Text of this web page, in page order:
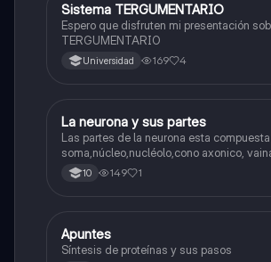
Biologia
Sistema TERGUMENTARIO
Espero que disfruten mi presentación
TERGUMENTARIO
Universidad 169 4
Biologia
La neurona y sus partes
Las partes de la neurona esta compuesta
soma,núcleo,nucléolo,cono axonico,
mielina,celula schwan,núcleo de
Ranvier,terminal axonico Arborizacion
10 149 1
Biologia
Apuntes
Síntesis de proteínas y sus pasos